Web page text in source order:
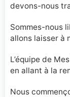
devons-nous
Sommes-nous
allons laisser à
L’équipe de
en allant à la
Nous